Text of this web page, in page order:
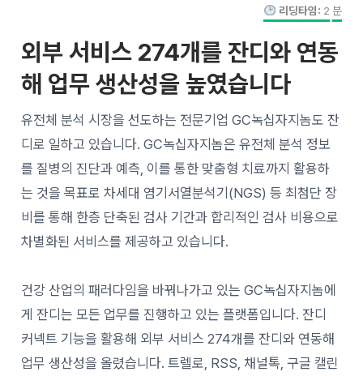
리딩타임: 2 분
외부 서비스 274개를 잔디와 연동
해 업무 생산성을 높였습니다
유전체 분석 시장을 선도하는 전문기업 GC녹십자지놈도 잔
디로 일하고 있습니다. GC녹십자지놈은 유전체 분석 정보
를 질병의 진단과 예측, 이를 통한 맞춤형 치료까지 활용하
는 것을 목표로 차세대 염기서열분석기(NGS) 등 최첨단 장
비를 통해 한층 단축된 검사 기간과 합리적인 검사 비용으로
차별화된 서비스를 제공하고 있습니다.
건강 산업의 패러다임을 바꿔나가고 있는 GC녹십자지놈에
게 잔디는 모든 업무를 진행하고 있는 플랫폼입니다. 잔디
커넥트 기능을 활용해 외부 서비스 274개를 잔디와 연동해
업무 생산성을 올렸습니다. 트렐로, RSS, 채널톡, 구글 캘린